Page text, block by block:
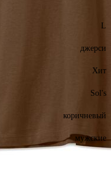
L
джерси
Хит
Sol's
коричневый
мужские